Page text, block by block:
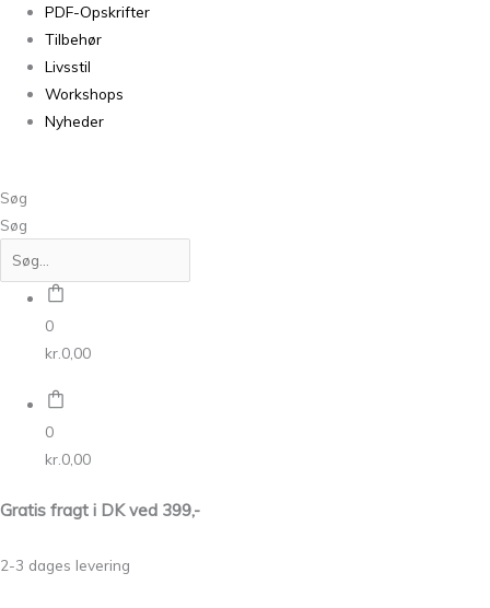
PDF-Opskrifter
Tilbehør
Livsstil
Workshops
Nyheder
Søg
Søg
0
kr. 0,00
0
kr. 0,00
Gratis fragt i DK ved 399,-
2-3 dages levering